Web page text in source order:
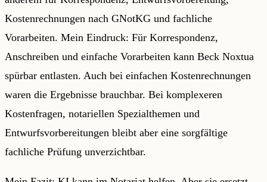
Kostenrechnungen nach GNotKG und fachliche
Vorarbeiten. Mein Eindruck: Für Korrespondenz,
Anschreiben und einfache Vorarbeiten kann Beck Noxtua
spürbar entlasten. Auch bei einfachen Kostenrechnungen
waren die Ergebnisse brauchbar. Bei komplexeren
Kostenfragen, notariellen Spezialthemen und
Entwurfsvorbereitungen bleibt aber eine sorgfältige
fachliche Prüfung unverzichtbar.